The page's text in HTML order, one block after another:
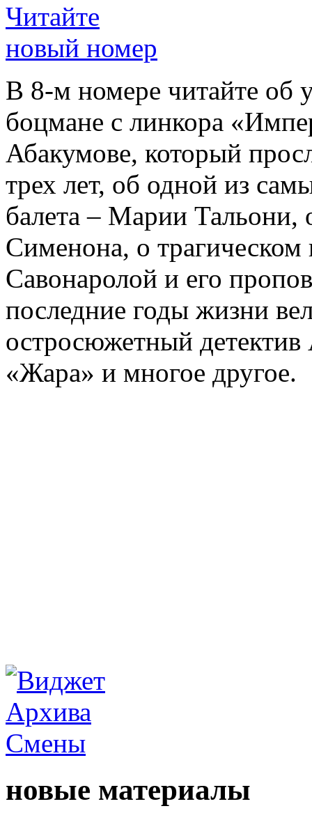
Читайте
новый номер
В 8-м номере читайте об
боцмане с линкора
Абакумове, который
трех лет, об одной из
балета – Марии
Сименона, о трагическом
Савонаролой и его
последние годы жизни
остросюжетный детектив
«Жара» и многое другое.
новые материалы